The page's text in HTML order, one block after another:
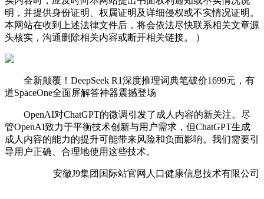
明，并提供身份证明、权属证明及详细侵权或不实情况证明。
本网站在收到上述法律文件后，将会依法尽快联系相关文章源
头核实，沟通删除相关内容或断开相关链接。 ）
全新颠覆！DeepSeek R1深度推理词典笔破价1699元，有
道SpaceOne全面屏解答神器震撼登场
OpenAI对ChatGPT的微调引发了成人内容的新关注。尽
管OpenAI致力于平衡技术创新与用户需求，但ChatGPT生成
成人内容的能力的提升可能带来风险和负面影响。我们需要引
导用户正确、合理地使用这些技术。
安徽J9集团国际站官网人口健康信息技术有限公司